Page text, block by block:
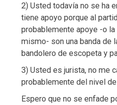
2) Usted todavía no se ha
tiene apoyo porque al
probablemente apoye -o
mismo- son una banda de
bandolero de escopeta y
3) Usted es jurista, no me
probablemente del nivel
Espero que no se enfade